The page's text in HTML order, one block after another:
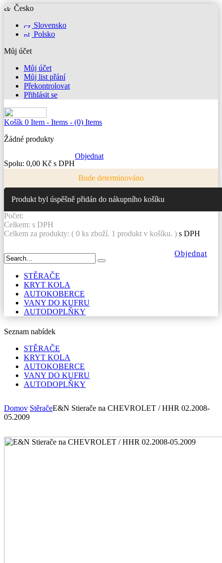
Česko
Slovensko
Polsko
Můj účet
Můj účet
Můj list přání
Překontrolovat
Přihlásit se
Košík 0 Item - Items - (0) Items
Žádné produkty
Spolu: 0,00 Kč s DPH
Objednat
Bude determinováno
Produkt byl úspěšně přidán do nákupního košíku
Počet:
Celkem: s DPH
Celkem za produkty: ( 0 ks zboží. 1 produkt v košíku. ) s DPH
Objednat
STĚRAČE
KRYT KOLA
AUTOKOBERCE
VANY DO KUFRU
AUTODOPLŇKY
Seznam nabídek
STĚRAČE
KRYT KOLA
AUTOKOBERCE
VANY DO KUFRU
AUTODOPLŇKY
Domov StěračeE&N Stierače na CHEVROLET / HHR 02.2008-
05.2009